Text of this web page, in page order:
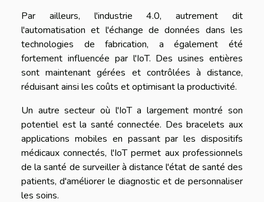
Par ailleurs, l'industrie 4.0, autrement dit
l'automatisation et l'échange de données dans les
technologies de fabrication, a également été
fortement influencée par l'IoT. Des usines entières
sont maintenant gérées et contrôlées à distance,
réduisant ainsi les coûts et optimisant la productivité.
Un autre secteur où l'IoT a largement montré son
potentiel est la santé connectée. Des bracelets aux
applications mobiles en passant par les dispositifs
médicaux connectés, l'IoT permet aux professionnels
de la santé de surveiller à distance l'état de santé des
patients, d'améliorer le diagnostic et de personnaliser
les soins.